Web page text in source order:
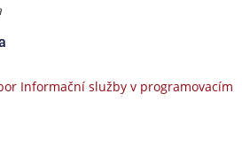
Informační služby v programovacím